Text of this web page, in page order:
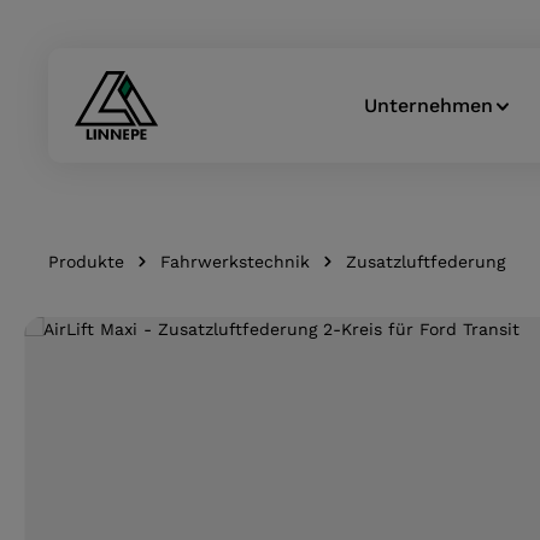
Unternehmen
Produkte Fahrwerkstechnik Zusatzluftfederung
Bildergalerie überspringen